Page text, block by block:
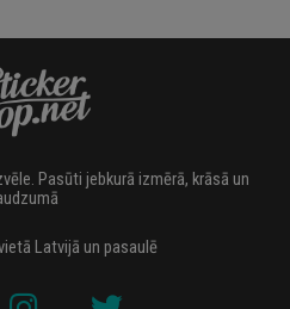
Pasūti jebkurā izmērā, krāsā un
Latvijā un pasaulē